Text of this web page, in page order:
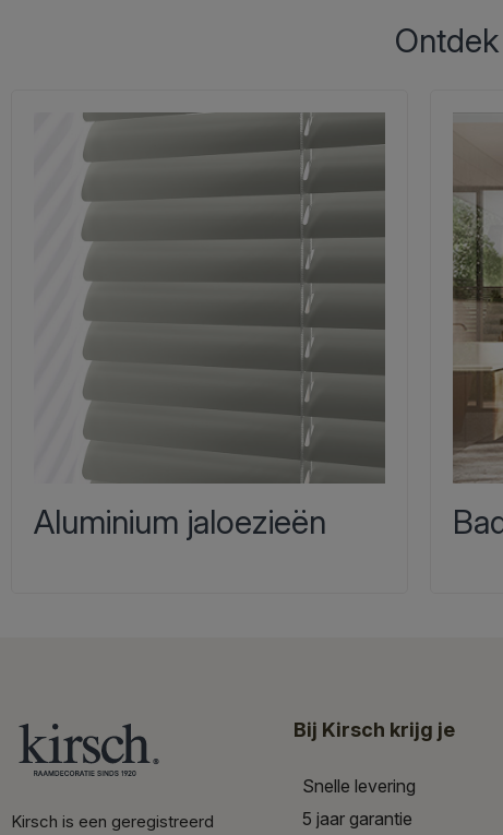
Aluminium jaloezieën
Kirsch is een geregistreerd
Bij Kirsch krijg je
Snelle levering
5 jaar garantie